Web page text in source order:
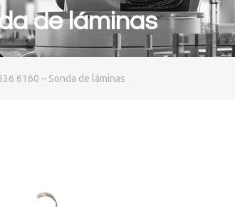
de láminas
6160 – Sonda de láminas